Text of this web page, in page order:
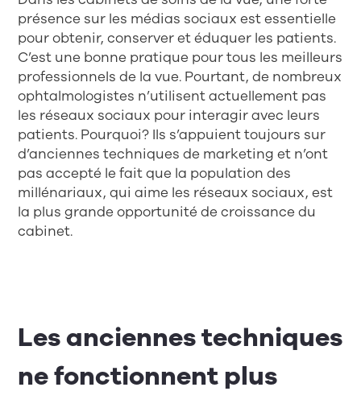
présence sur les médias sociaux est essentielle
pour obtenir, conserver et éduquer les patients.
C’est une bonne pratique pour tous les meilleurs
professionnels de la vue. Pourtant, de nombreux
ophtalmologistes n’utilisent actuellement pas
les réseaux sociaux pour interagir avec leurs
patients. Pourquoi? Ils s’appuient toujours sur
d’anciennes techniques de marketing et n’ont
pas accepté le fait que la population des
millénariaux, qui aime les réseaux sociaux, est
la plus grande opportunité de croissance du
cabinet.
Les anciennes techniques
ne fonctionnent plus